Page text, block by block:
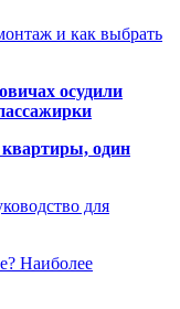
и как выбрать
осудили
один
для
Наиболее